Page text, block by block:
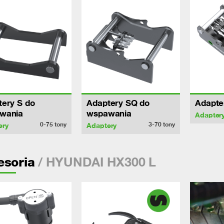
S do
0-75tony
Adaptery SQ do
wspawania
Adaptery 3-70tony
/ HYUNDAI HX300 L